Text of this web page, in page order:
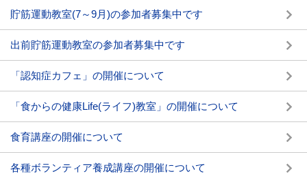
貯筋運動教室(7～9月)の参加者募集中です
出前貯筋運動教室の参加者募集中です
「認知症カフェ」の開催について
「食からの健康Life(ライフ)教室」の開催について
食育講座の開催について
各種ボランティア養成講座の開催について